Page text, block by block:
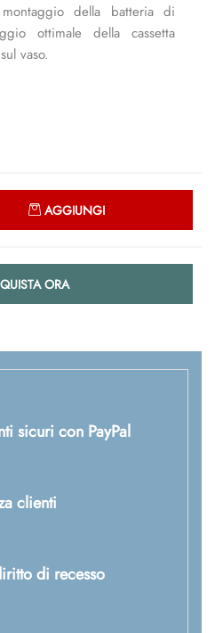
della batteria di
ottimale della cassetta
vaso.
AGGIUNGI
ORA
sicuri con PayPal
clienti
di recesso